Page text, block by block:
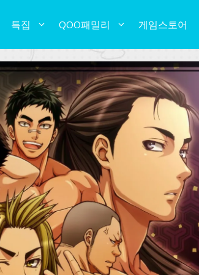
특집 QOO패밀리 게임스토어